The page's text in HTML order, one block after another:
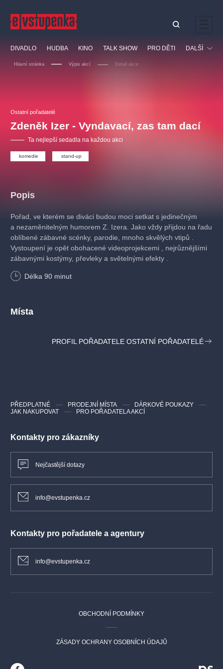
DIVADLO HUDBA KINO TALK SHOW PRO DĚTI DALŠÍ
Vzdělávací
Hlavní stránka Výpis akcí Detail akce
Ostatní pořadatelé
Zdeněk Izer - Vyndavací, zas tam dací
Ta nejlepší sedadla na každou akci
komedie stand-up
Popis
Pořad, ve kterém se diváci budou moci setkat s jedinečným
a nezaměnitelným humorem Z. Izera. Jako vždy přijdou na řadu
oblíbené zábavné scénky, parodie, mnoho skvělých vtipů .
Vystoupení je opět obohacené videoprojekcemi , nejrůznějšími
zábavnými kostýmy, převleky a světelnými efekty .
Délka 90 minut
Místa
PROFIL POŘADATELE OSTATNÍ POŘADATELÉ
Kontakty pro zákazníky
Nejčastější dotazy
info@evstupenka.cz
Kontakty pro pořadatele a agentury
info@evstupenka.cz
PŘEDPLATNÉ PRODEJNÍ MÍSTA
DÁRKOVÉ POUKAZY
JAK NAKUPOVAT
PRO POŘADATELA AKCÍ
OBCHODNÍ PODMÍNKY
ZÁSADY OCHRANY OSOBNÍCH ÚDAJŮ
Nejnavštěvovanější
doporučujeme